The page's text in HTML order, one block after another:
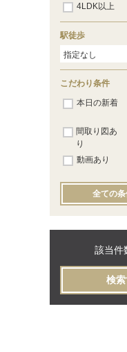
4LDK以上
駅徒歩
こだわり条件
本日の新着
間取り図あ
り
動画あり
全ての
該当件
検